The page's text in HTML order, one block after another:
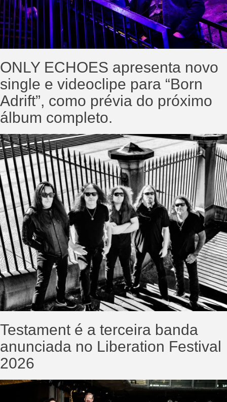
ONLY ECHOES apresenta novo
single e videoclipe para “Born
Adrift”, como prévia do próximo
álbum completo.
Testament é a terceira banda
anunciada no Liberation Festival
2026